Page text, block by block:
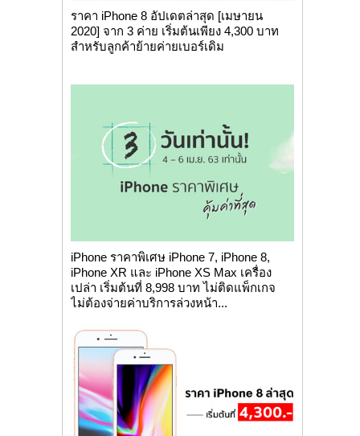
ราคา iPhone 8 อัปเดตล่าสุด [เมษายน
2020] จาก 3 ค่าย เริ่มต้นเพียง 4,300 บาท
สำหรับลูกค้าย้ายค่ายเบอร์เดิม
iPhone ราคาพิเศษ iPhone 7, iPhone 8,
iPhone XR และ iPhone XS Max เครื่อง
เปล่า เริ่มต้นที่ 8,998 บาท ไม่ติดแพ็กเกจ
ไม่ต้องจ่ายค่าบริการล่วงหน้า...